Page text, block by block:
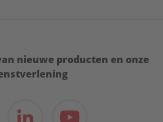
nieuwe producten en onze